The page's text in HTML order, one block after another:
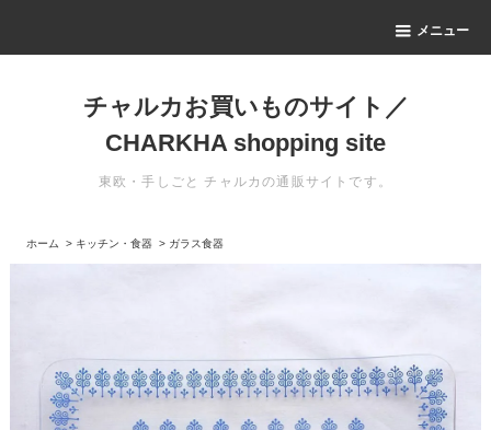
メニュー
チャルカお買いものサイト／
CHARKHA shopping site
東欧・手しごと チャルカの通販サイトです。
ホーム > キッチン・食器 > ガラス食器